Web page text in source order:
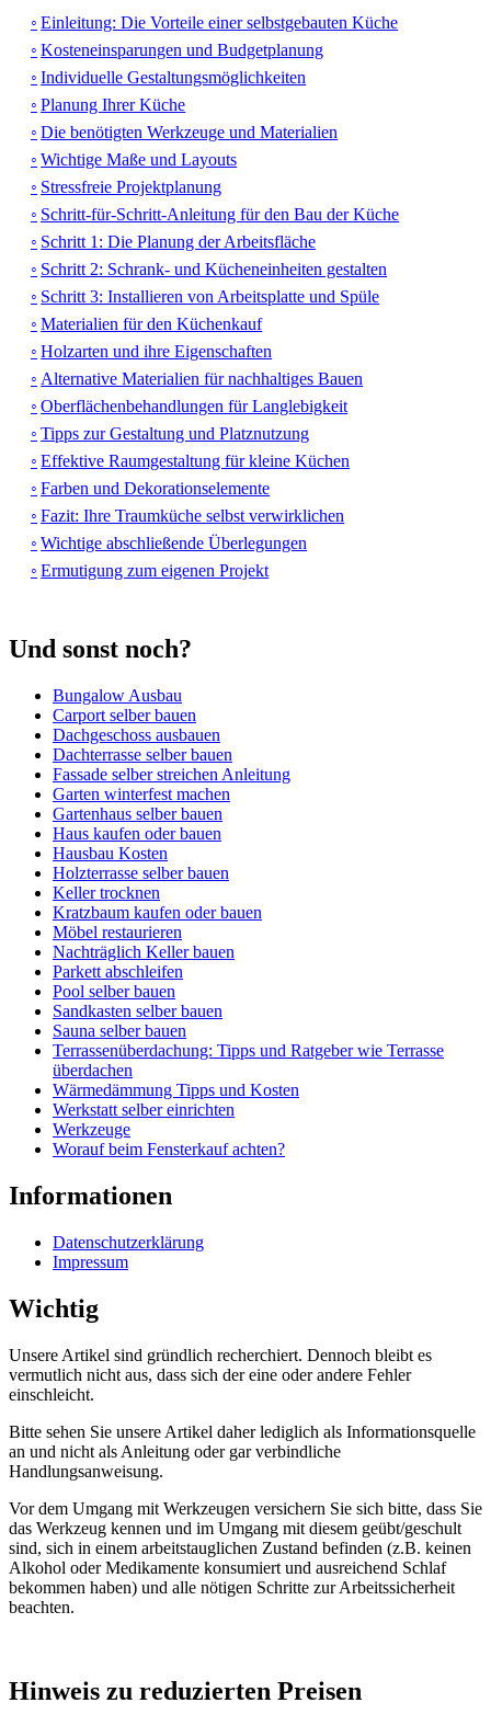
Einleitung: Die Vorteile einer selbstgebauten Küche
Kosteneinsparungen und Budgetplanung
Individuelle Gestaltungsmöglichkeiten
Planung Ihrer Küche
Die benötigten Werkzeuge und Materialien
Wichtige Maße und Layouts
Stressfreie Projektplanung
Schritt-für-Schritt-Anleitung für den Bau der Küche
Schritt 1: Die Planung der Arbeitsfläche
Schritt 2: Schrank- und Kücheneinheiten gestalten
Schritt 3: Installieren von Arbeitsplatte und Spüle
Materialien für den Küchenkauf
Holzarten und ihre Eigenschaften
Alternative Materialien für nachhaltiges Bauen
Oberflächenbehandlungen für Langlebigkeit
Tipps zur Gestaltung und Platznutzung
Effektive Raumgestaltung für kleine Küchen
Farben und Dekorationselemente
Fazit: Ihre Traumküche selbst verwirklichen
Wichtige abschließende Überlegungen
Ermutigung zum eigenen Projekt
Und sonst noch?
Bungalow Ausbau
Carport selber bauen
Dachgeschoss ausbauen
Dachterrasse selber bauen
Fassade selber streichen Anleitung
Garten winterfest machen
Gartenhaus selber bauen
Haus kaufen oder bauen
Hausbau Kosten
Holzterrasse selber bauen
Keller trocknen
Kratzbaum kaufen oder bauen
Möbel restaurieren
Nachträglich Keller bauen
Parkett abschleifen
Pool selber bauen
Sandkasten selber bauen
Sauna selber bauen
Terrassenüberdachung: Tipps und Ratgeber wie Terrasse
überdachen
Wärmedämmung Tipps und Kosten
Werkstatt selber einrichten
Werkzeuge
Worauf beim Fensterkauf achten?
Informationen
Datenschutzerklärung
Impressum
Wichtig
Unsere Artikel sind gründlich recherchiert. Dennoch bleibt es
vermutlich nicht aus, dass sich der eine oder andere Fehler
einschleicht.
Bitte sehen Sie unsere Artikel daher lediglich als Informationsquelle
an und nicht als Anleitung oder gar verbindliche
Handlungsanweisung.
Vor dem Umgang mit Werkzeugen versichern Sie sich bitte, dass Sie
das Werkzeug kennen und im Umgang mit diesem geübt/geschult
sind, sich in einem arbeitstauglichen Zustand befinden (z.B. keinen
Alkohol oder Medikamente konsumiert und ausreichend Schlaf
bekommen haben) und alle nötigen Schritte zur Arbeitssicherheit
beachten.
Hinweis zu reduzierten Preisen